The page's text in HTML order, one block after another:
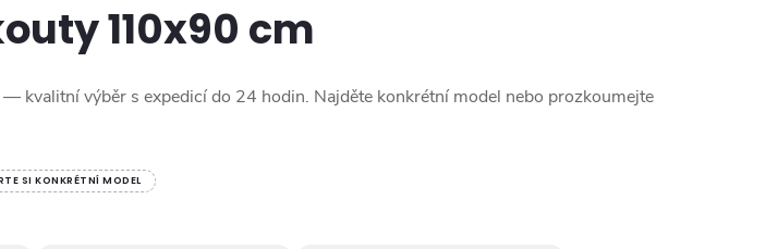
110x90 cm
— kvalitní výběr s expedicí do 24 hodin. Najděte konkrétní model nebo prozkoumejte
SI KONKRÉTNÍ MODEL